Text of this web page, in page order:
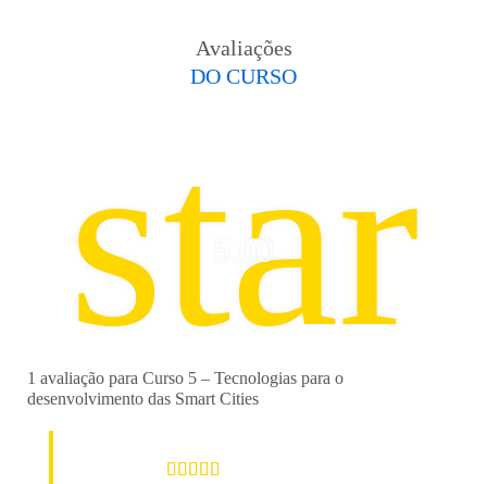
Avaliações
DO CURSO
star
5.00
1 avaliação para Curso 5 – Tecnologias para o
desenvolvimento das Smart Cities